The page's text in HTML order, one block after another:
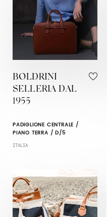
BOLDRINI
SELLERIA DAL
1955
PADIGLIONE CENTRALE /
PIANO TERRA / D/5
ITALIA